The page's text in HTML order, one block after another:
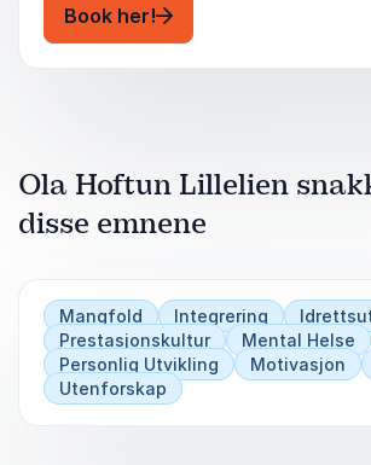
Book her!: Ola Hoftun Lillelien
Ola Hoftun Lillelien
disse emnene
Mangfold Integrering
Prestasjonskultur
Mental Helse
Personlig Utvikling
Motivasjon
Utenforskap